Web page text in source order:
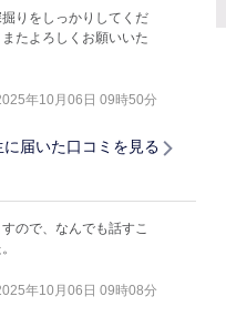
りをしっかりしてくだ
たよろしくお願いいた
年10月06日 09時50分
に届いた口コミを見る
ので、なんでも話すこ
年10月06日 09時08分